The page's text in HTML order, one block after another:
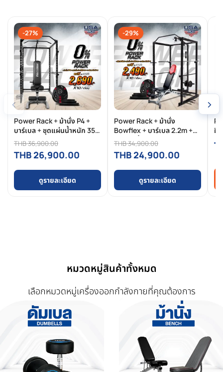
‹
-27%
Power Rack + ม้านั่ง P4 +
บาร์เบล + ชุดแผ่นน้ำหนัก 35
กิโล
THB 36,900.00
THB 26,900.00
ดูรายละเอียด
-29%
Power Rack + ม้านั่ง
Bowflex + บาร์เบล 2.2m +
ชุดแผ่นน้ำหนัก 35 กิโล
THB 34,900.00
THB 24,900.00
ดูรายละเอียด
ฝึ
›
หมวดหมู่สินค้าทั้งหมด
เลือกหมวดหมู่เครื่องออกกำลังกายที่คุณต้องการ